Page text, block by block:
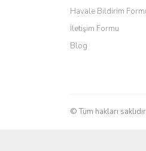
Havale Bildirim
İletişim Formu
Blog
© Tüm hakları